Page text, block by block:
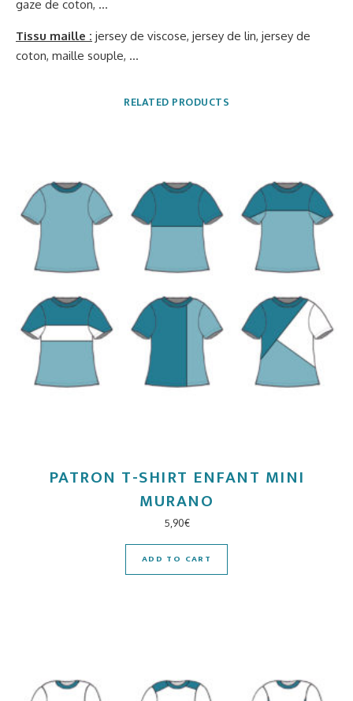
gaze de coton, …
Tissu maille : jersey de viscose, jersey de lin, jersey de
coton, maille souple, …
RELATED PRODUCTS
PATRON T-SHIRT ENFANT MINI
MURANO
5,90€
ADD TO CART